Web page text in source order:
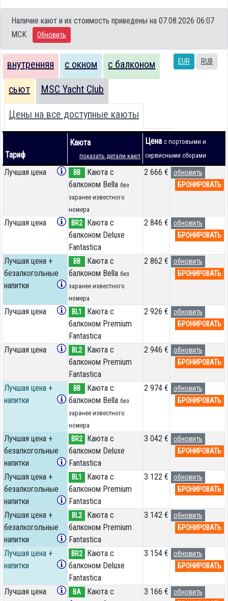
Наличие кают и их стоимость приведены на 07.08.2026 06:07
MCK
Обновить
EUR RUB
внутренняя с окном с балконом
сьют MSC Yacht Club
Цены на все доступные каюты
Тариф
Каюта
показать детали кают
Цена с портовыми и
сервисными сборами
Лучшая цена BB
Каюта с
балконом Bella без
заранее известного
номера
2 666 €
обновить
БРОНИРОВАТЬ
Лучшая цена BR2
Каюта с
балконом Deluxe
Fantastica
2 846 €
обновить
БРОНИРОВАТЬ
Лучшая цена +
безалкогольные
напитки
BB
Каюта с
балконом Bella без
заранее известного
номера
2 862 €
обновить
БРОНИРОВАТЬ
Лучшая цена BL1
Каюта с
балконом Premium
Fantastica
2 926 €
обновить
БРОНИРОВАТЬ
Лучшая цена BL2
Каюта с
балконом Premium
Fantastica
2 946 €
обновить
БРОНИРОВАТЬ
Лучшая цена +
напитки
BB
Каюта с
балконом Bella без
заранее известного
номера
2 974 €
обновить
БРОНИРОВАТЬ
Лучшая цена +
безалкогольные
напитки
BR2
Каюта с
балконом Deluxe
Fantastica
3 042 €
обновить
БРОНИРОВАТЬ
Лучшая цена +
безалкогольные
напитки
BL1
Каюта с
балконом Premium
Fantastica
3 122 €
обновить
БРОНИРОВАТЬ
Лучшая цена +
безалкогольные
напитки
BL2
Каюта с
балконом Premium
Fantastica
3 142 €
обновить
БРОНИРОВАТЬ
Лучшая цена +
напитки
BR2
Каюта с
балконом Deluxe
Fantastica
3 154 €
обновить
БРОНИРОВАТЬ
Лучшая цена BA
Каюта с
3 166 €
обновить